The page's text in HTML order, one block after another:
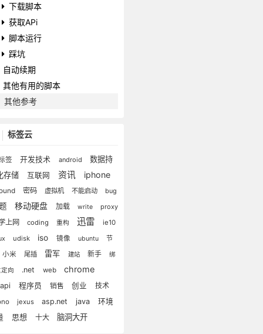
下载脚本
获取APi
脚本运行
踩坑
自动续期
其他有用的脚本
其他参考
标签云
签 开发技术 android
数据持
存储
互联网 资讯 iphone
密码 虚拟机 不能启动 bug
移动硬盘 加载 write proxy
上网 coding 重构 迅雷 ie10
udisk iso 镜像 ubuntu
节
小米
尾插 雷军 建站 新手 绑
向 .net web chrome
程序员 销售 创业 技术
jexus asp.net java
环境
思想 十大 脑洞大开